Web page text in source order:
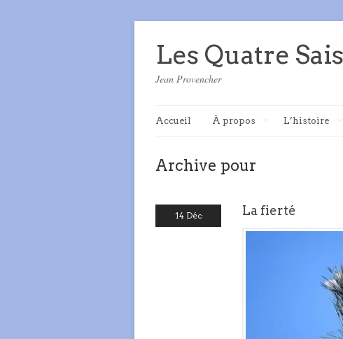
Les Quatre
Jean Provencher
Accueil À propos L’histoire
Archive pour
14 Déc La fierté